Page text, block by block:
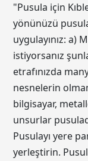
"Pusula için
yönünüzü
uygulayınız: a)
istiyorsanız
etrafınızda
nesnelerin
bilgisayar,
unsurlar
Pusulayı yere
yerleştirin.